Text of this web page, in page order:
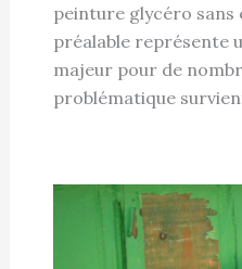
peinture glycéro
préalable représente
majeur pour de
problématique